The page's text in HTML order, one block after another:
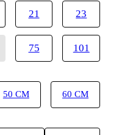
21 23
75 101
50 СМ 60 СМ